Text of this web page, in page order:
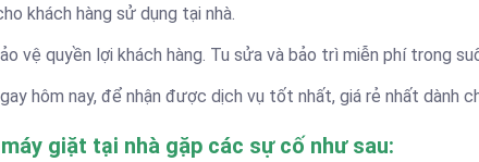
khách hàng sử dụng tại nhà.
vệ quyền lợi khách hàng. Tu sửa và bảo trì miễn phí trong
hôm nay, để nhận được dịch vụ tốt nhất, giá rẻ nhất dành
máy giặt tại nhà gặp các sự cố như sau: